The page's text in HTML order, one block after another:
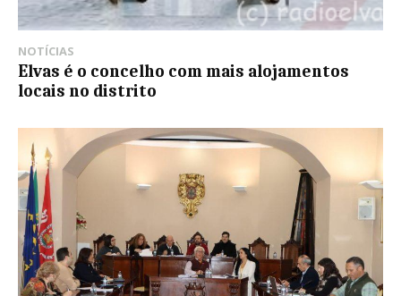
NOTÍCIAS
Elvas é o concelho com mais alojamentos
locais no distrito